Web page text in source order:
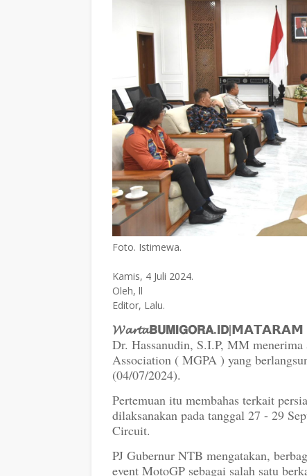
Foto. Istimewa.
Kamis, 4 Juli 2024.
Oleh, ll
Editor, Lalu.
𝓦𝓪𝓻𝓽𝓪𝗕𝗨𝗠𝗜𝗚𝗢𝗥𝗔.𝗜𝗗|𝗠𝗔𝗧𝗔𝗥𝗔𝗠 -
Dr. Hassanudin, S.I.P, MM
Association ( MGPA ) yang
(04/07/2024).
Pertemuan itu membahas terkait
dilaksanakan pada tanggal 27 - 29
Circuit.
PJ Gubernur NTB mengatakan,
event MotoGP sebagai salah satu